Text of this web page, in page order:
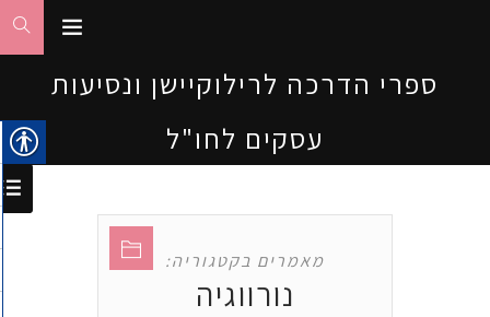
ספרי הדרכה לרילוקיישן ונסיעות
עסקים לחו"ל
מאמרים בקטגוריה:
נורווגיה